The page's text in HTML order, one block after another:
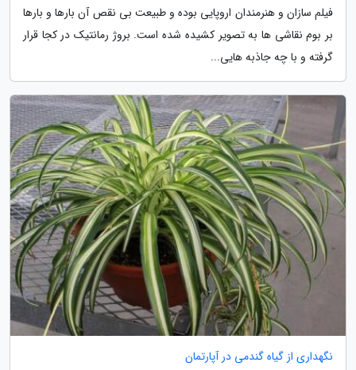
فیلم سازان و هنرمندان اروپایی بوده و طبیعت بی نقص آن بارها و بارها
بر بوم نقاشی ها به تصویر کشیده شده است. بروژ رمانتیک در کجا قرار
گرفته و با چه جاذبه هایی...
نگهداری از گیاه گندمی در آپارتمان